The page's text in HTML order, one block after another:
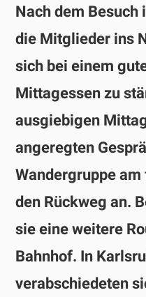
Nach dem
die Mitglieder ins
sich bei einem
Mittagessen zu
ausgiebigen
angeregten
Wandergruppe
den Rückweg an.
sie eine weitere
Bahnhof. In
verabschiedeten